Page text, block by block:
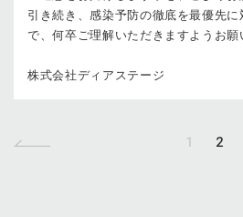
引き続き、感染予防の徹底を最優先
で、何卒ご理解いただきますようお願
株式会社ディアステージ
1 2